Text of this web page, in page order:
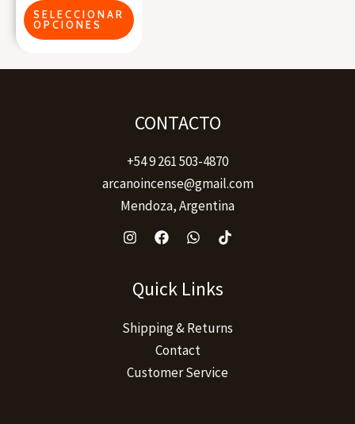
SELECCIONAR
OPCIONES
la
página
CONTACTO
+54 9 261 503-4870
arcanoincense@gmail.com
Mendoza, Argentina
Quick Links
Shipping & Returns
Contact
Customer Service